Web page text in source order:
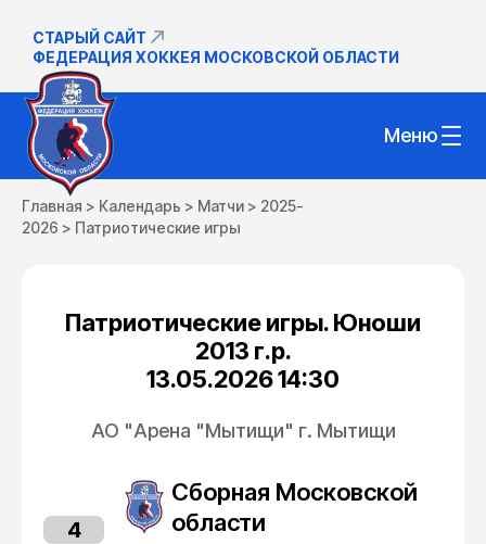
СТАРЫЙ САЙТ
ФЕДЕРАЦИЯ ХОККЕЯ МОСКОВСКОЙ ОБЛАСТИ
Меню
Главная > Календарь > Матчи > 2025-
2026 > Патриотические игры
Патриотические игры. Юноши
2013 г.р.
13.05.2026 14:30
АО "Арена "Мытищи" г. Мытищи
Сборная Московской
области
4